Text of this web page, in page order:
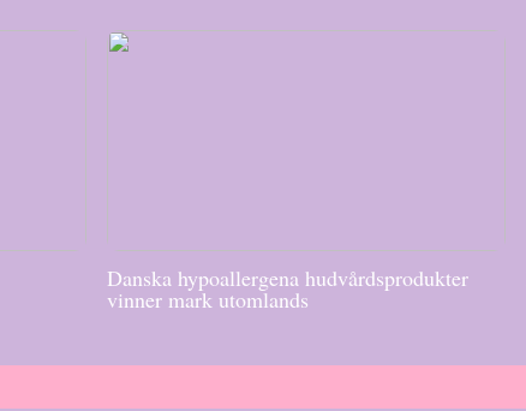
Danska hypoallergena hudvårdsprodukter
vinner mark utomlands